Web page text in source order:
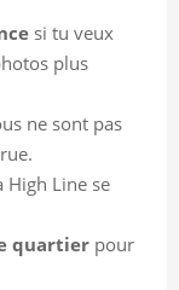
si tu veux
plus
ne sont pas
High Line se
quartier pour